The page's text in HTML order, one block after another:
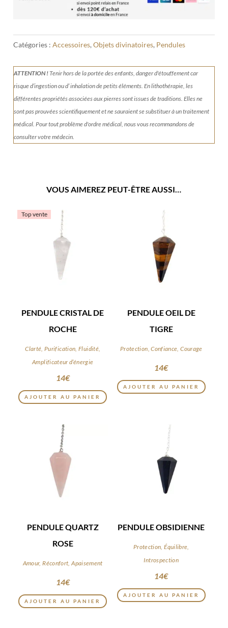
Catégories :Accessoires,Objets divinatoires, Pendules
ATTENTION !Tenirhors de la portée des enfants, danger d'étouffement car
risque d’ingestion ou d’ inhalation de petits éléments.En lithothérapie, les
différentes propriétés associées aux pierres sont issues de traditions. Elles ne
sont pas prouvées scientifiquement et ne sauraient se substituer à un traitement
médical. Pour tout problème d'ordre médical, nous vous recommandons de
consulter votre médecin.
VOUS AIMEREZ PEUT-ÊTRE AUSSI…
Top vente
PENDULE CRISTAL DE
ROCHE
Clarté, Purification, Fluidité,
Amplificateur d’énergie
14€
AJOUTER AU PANIER
PENDULE OEIL DE
TIGRE
Protection, Confiance, Courage
14€
AJOUTER AU PANIER
PENDULE QUARTZ
ROSE
Amour, Réconfort, Apaisement
14€
AJOUTER AU PANIER
PENDULE OBSIDIENNE
Protection, Équilibre,
Introspection
14€
AJOUTER AU PANIER